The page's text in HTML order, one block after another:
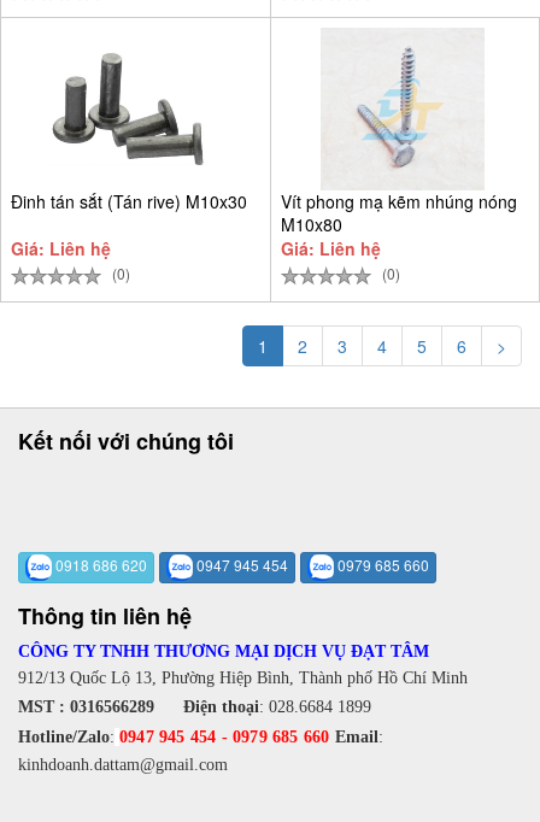
Đinh tán sắt (Tán rive) M10x30
Giá: Liên hệ
(0)
Vít phong mạ kẽm nhúng nóng
M10x80
Giá: Liên hệ
(0)
1 2 3 4 5 6 >
Kết nối với chúng tôi
0918 686 620 0947 945 454 0979 685 660
Thông tin liên hệ
CÔNG TY TNHH THƯƠNG MẠI DỊCH VỤ ĐẠT TÂM
912/13 Quốc Lộ 13, Phường Hiệp Bình, Thành phố Hồ Chí Minh
MST : 0316566289 Điện thoại: 028.6684 1899
Hotline/Zalo: 0947 945 454 -0979 685 660 Email:
kinhdoanh.dattam@gmail.com